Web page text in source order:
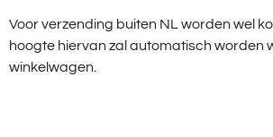
Voor verzending buiten NL worden wel
hoogte hiervan zal automatisch worden
winkelwagen.